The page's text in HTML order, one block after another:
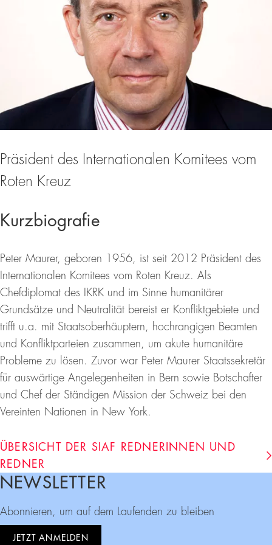
Präsident des Internationalen Komitees vom
Roten Kreuz
Kurzbiografie
Peter Maurer, geboren 1956, ist seit 2012 Präsident des
Internationalen Komitees vom Roten Kreuz. Als
Chefdiplomat des IKRK und im Sinne humanitärer
Grundsätze und Neutralität bereist er Konfliktgebiete und
trifft u.a. mit Staatsoberhäuptern, hochrangigen Beamten
und Konfliktparteien zusammen, um akute humanitäre
Probleme zu lösen. Zuvor war Peter Maurer Staatssekretär
für auswärtige Angelegenheiten in Bern sowie Botschafter
und Chef der Ständigen Mission der Schweiz bei den
Vereinten Nationen in New York.
ÜBERSICHT DER SIAF REDNERINNEN UND
REDNER
Footer
NEWSLETTER
Abonnieren, um auf dem Laufenden zu bleiben
JETZT ANMELDEN